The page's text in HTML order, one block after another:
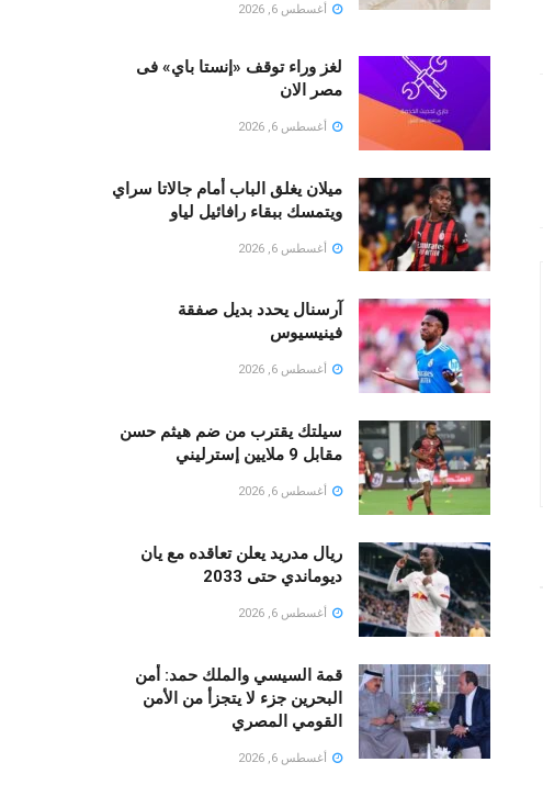
أغسطس 6, 2026
لغز وراء توقف «إنستا باي» فى
مصر الان
أغسطس 6, 2026
ميلان يغلق الباب أمام جالاتا سراي
ويتمسك ببقاء رافائيل لياو
أغسطس 6, 2026
آرسنال يحدد بديل صفقة
فينيسيوس
أغسطس 6, 2026
سيلتك يقترب من ضم هيثم حسن
مقابل 9 ملايين إسترليني
أغسطس 6, 2026
ريال مدريد يعلن تعاقده مع يان
ديوماندي حتى 2033
أغسطس 6, 2026
قمة السيسي والملك حمد: أمن
البحرين جزء لا يتجزأ من الأمن
القومي المصري
أغسطس 6, 2026